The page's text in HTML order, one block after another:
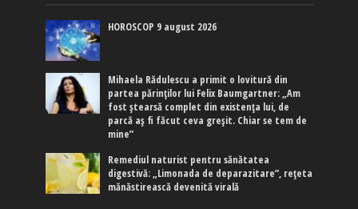
HOROSCOP 9 august 2026
Mihaela Rădulescu a primit o lovitură din
partea părinților lui Felix Baumgartner: „Am
fost ștearsă complet din existența lui, de
parcă aș fi făcut ceva greșit. Chiar se tem de
mine”
Remediul naturist pentru sănătatea
digestivă: „Limonada de deparazitare”, rețeta
mănăstirească devenită virală